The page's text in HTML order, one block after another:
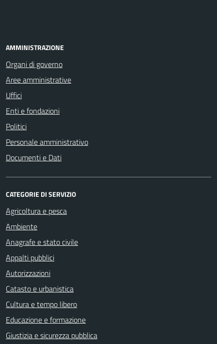
AMMINISTRAZIONE
Organi di governo
Aree amministrative
Uffici
Enti e fondazioni
Politici
Personale amministrativo
Documenti e Dati
CATEGORIE DI SERVIZIO
Agricoltura e pesca
Ambiente
Anagrafe e stato civile
Appalti pubblici
Autorizzazioni
Catasto e urbanistica
Cultura e tempo libero
Educazione e formazione
Giustizia e sicurezza pubblica